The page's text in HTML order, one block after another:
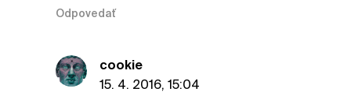
Odpovedať
cookie
15. 4. 2016, 15:04